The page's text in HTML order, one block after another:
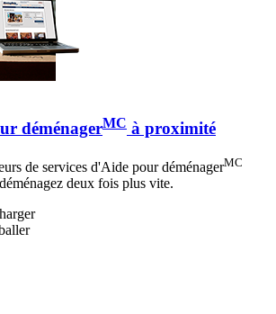
déménagerMC à proximité
de services d'Aide pour déménagerMC
deux fois plus vite.